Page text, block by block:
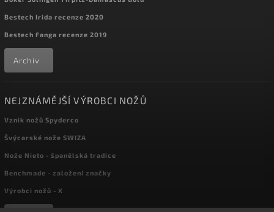
Bestech Irida recenze 2020
Bestech Fanga recenze 2019
Archiv
NEJZNÁMĚJŠÍ VÝROBCI NOŽŮ
Vznik nožů Spyderco
Švýcarské nože SWIZA
Nože Nieto - španělská tradice
Benchmade - založení značky
Výrobci nožů - X